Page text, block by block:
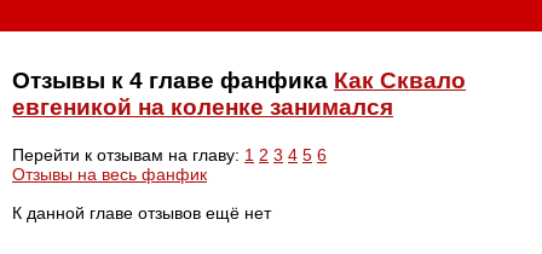
Отзывы к 4 главе фанфика Как Сквало
евгеникой на коленке занимался
Перейти к отзывам на главу: 1 2 3 4 5 6
Отзывы на весь фанфик
К данной главе отзывов ещё нет